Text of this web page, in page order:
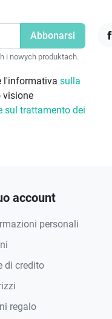
i nowych produktach.
l'informativa sulla
visione
sul trattamento dei
account
personali
di credito
regalo